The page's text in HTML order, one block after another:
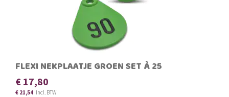
FLEXI NEKPLAATJE GROEN SET À 25
€ 21,54
€ 17,80